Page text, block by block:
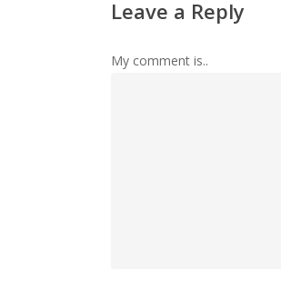
Leave a Reply
My comment is..